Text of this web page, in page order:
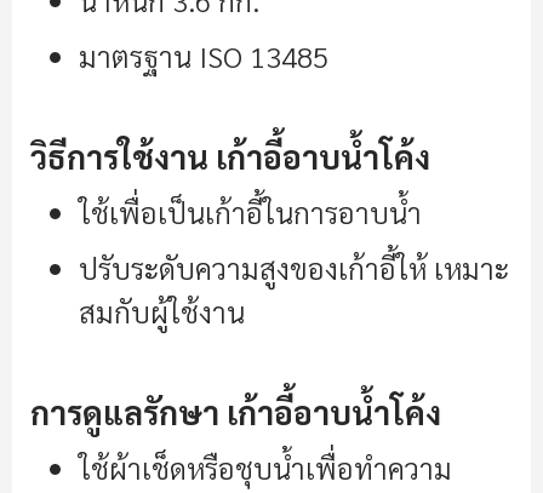
มาตรฐาน ISO 13485
วิธีการใช้งาน เก้าอี้อาบน้ำโค้ง
ใช้เพื่อเป็นเก้าอี้ในการอาบน้ำ
ปรับระดับความสูงของเก้าอี้ให้ เหมาะ
สมกับผู้ใช้งาน
การดูแลรักษา เก้าอี้อาบน้ำโค้ง
ใช้ผ้าเช็ดหรือชุบน้ำเพื่อทำความ